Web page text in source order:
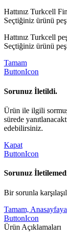
Hattınız Turkcell
Seçtiğiniz ürünü
Hattınız Turkcell
Seçtiğiniz ürünü
Tamam
ButtonIcon
Sorunuz İletildi.
Ürün ile ilgili
sürede
edebilirsiniz.
Kapat
ButtonIcon
Sorunuz
Bir sorunla
Tamam,
ButtonIcon
Ürün Açıklamaları